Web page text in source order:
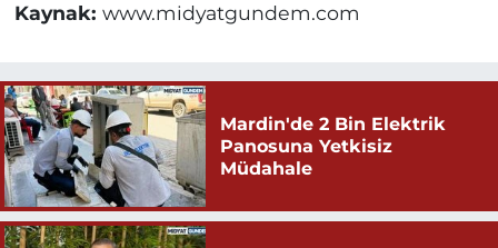
Kaynak: www.midyatgundem.com
Mardin'de 2 Bin Elektrik
Panosuna Yetkisiz
Müdahale